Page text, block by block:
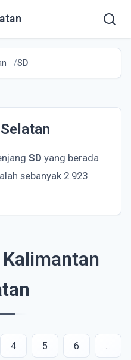
SD
SD yang berada
sebanyak 2.923
4 5 6 ...